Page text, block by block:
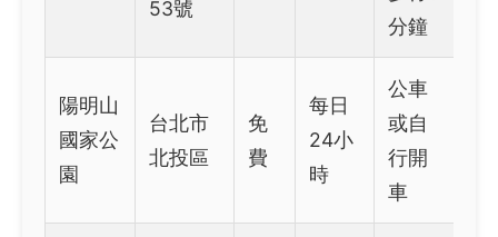
53號
分鐘
陽明山
國家公
園
台北市
北投區
免
費
每日
24小
時
公車
或自
行開
車